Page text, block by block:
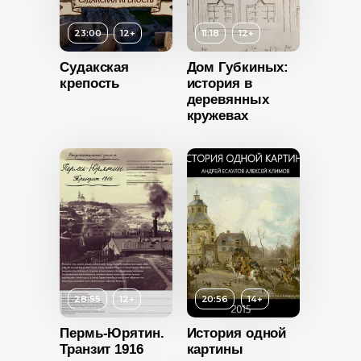
Длительность
52:46
Год 2022
23:00 12+
Судакская
крепость
Возраст
Страна Россия
11:18 12+
Дом Губкиных:
история в
деревянных
кружевах
28:55 12+
Пермь-Юрятин.
Транзит 1916
20:56 14+
История одной
картины